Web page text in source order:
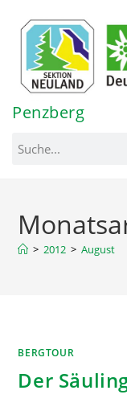
springen
Penzberg
> 2012 > August
BERGTOUR
Der